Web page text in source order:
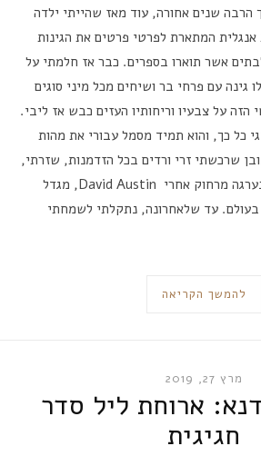
הרבה שנים אחורה, עוד מאז שהייתי ילדה
המתארת לפרטי פרטים את הגינות
אשר תוארו בספרים. כבר אז חלמתי על
גינה עם פרחי בר ושיחים מכל מיני סוגים
על צבעיו וריחותיו העזים כבש אז ליבי.
כל כך, והוא תמיד מסמל עבורי את מהות
שרכשתי זרי ורדים בכל הזדמנות, שזרתי,
צילמתי, ותמיד עקבתי בערגה מרחוק אחרי David Austin, מגדל
בעולם. עד שלאחרונה, נתקלתי לשמחתי
להמשך הקריאה
מרץ 27, 2019
ארוחת ליל סדר
חגיגית